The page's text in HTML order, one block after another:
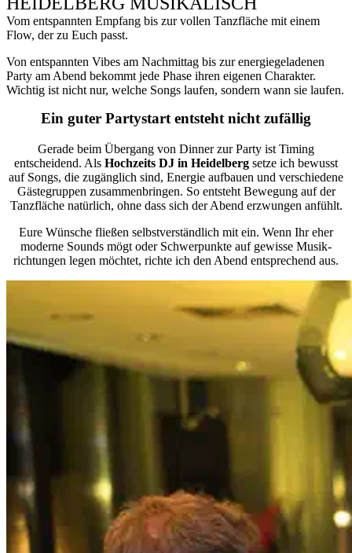
Vom entspannten Empfang bis zur vollen Tanzfläche mit einem
Flow, der zu Euch passt.
Von entspannten Vibes am Nachmittag bis zur energiegeladenen
Party am Abend bekommt jede Phase ihren eigenen Charakter.
Wichtig ist nicht nur, welche Songs laufen, sondern wann sie laufen.
Ein guter Partystart entsteht nicht zufällig
Gerade beim Übergang von Dinner zur Party ist Timing
entscheidend. Als Hochzeits DJ in Heidelberg setze ich bewusst
auf Songs, die zugänglich sind, Energie aufbauen und verschiedene
Gästegruppen zusammen­bringen. So entsteht Bewegung auf der
Tanzfläche natürlich, ohne dass sich der Abend erzwungen anfühlt.
Eure Wünsche fließen selbstverständlich mit ein. Wenn Ihr eher
moderne Sounds mögt oder Schwerpunkte auf gewisse Musik­
richtungen legen möchtet, richte ich den Abend entsprechend aus.